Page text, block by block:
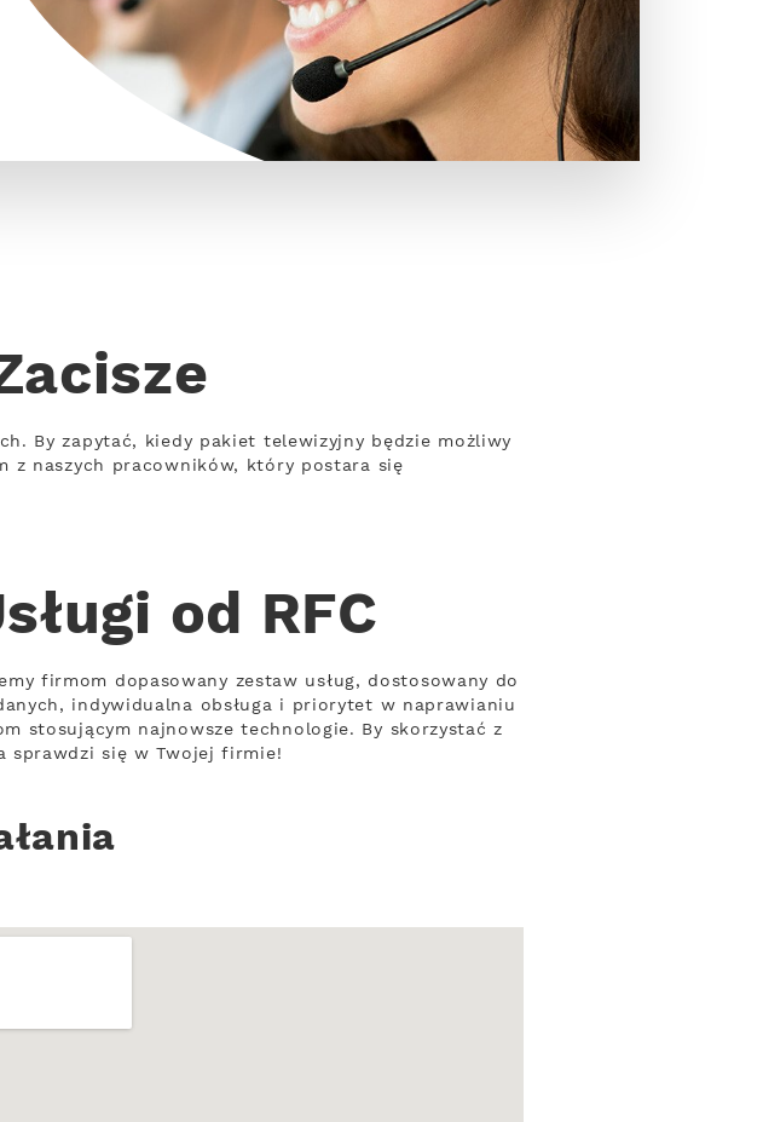
By zapytać, kiedy pakiet telewizyjny będzie możliwy
z naszych pracowników, który postara się
od RFC
firmom dopasowany zestaw usług, dostosowany do
indywidualna obsługa i priorytet w naprawianiu
stosującym najnowsze technologie. By skorzystać z
sprawdzi się w Twojej firmie!